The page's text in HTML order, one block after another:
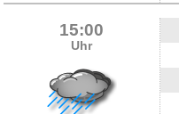
15:00
Uhr